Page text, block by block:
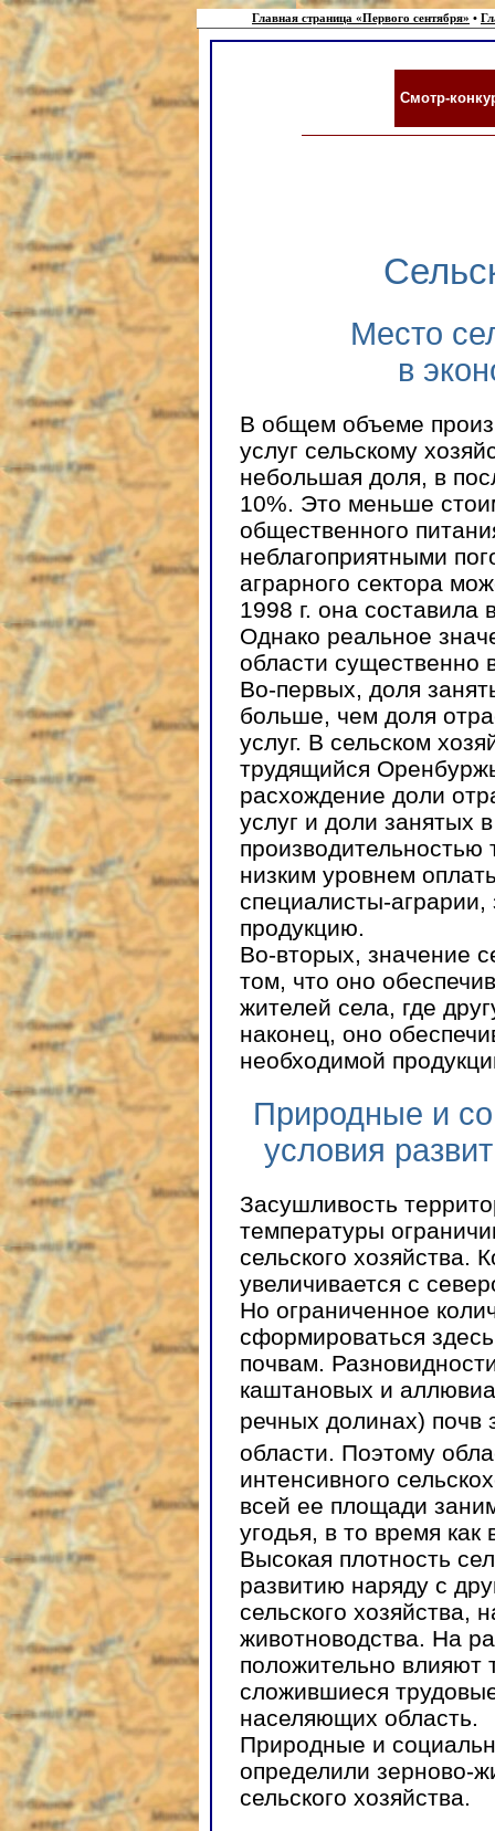
Главная страница «Первого сентября» •
Смотр-
Место
в
В общем объеме
услуг сельскому
небольшая доля, в
10%. Это меньше
общественного
неблагоприятными
аграрного сектора
1998 г. она
Однако реальное
области существенно
Во-первых, доля
больше, чем доля
услуг. В сельском
трудящийся
расхождение доли
услуг и доли занятых
производительностью
низким уровнем
специалисты-
продукцию.
Во-вторых, значение
том, что оно
жителей села, где
наконец, оно
необходимой
Природные и
условия
Засушливость
температуры
сельского хозяйства.
увеличивается с
Но ограниченное
сформироваться
почвам.
каштановых и
речных долинах)
области. Поэтому
интенсивного
всей ее площади
угодья, в то время
Высокая плотность
развитию наряду с
сельского хозяйства,
животноводства. На
положительно влияют
сложившиеся
населяющих область.
Природные и
определили зерново-
сельского хозяйства.